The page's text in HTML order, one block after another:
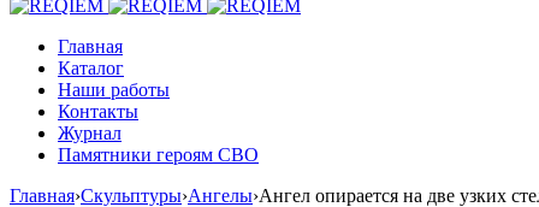
Главная
Каталог
Наши работы
Контакты
Журнал
Памятники героям СВО
Главная›Скульптуры›Ангелы›Ангел опирается на две узких